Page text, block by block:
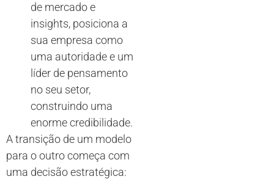
de mercado e
insights, posiciona a
sua empresa como
uma autoridade e um
líder de pensamento
no seu setor,
construindo uma
enorme credibilidade.
A transição de um modelo
para o outro começa com
uma decisão estratégica: